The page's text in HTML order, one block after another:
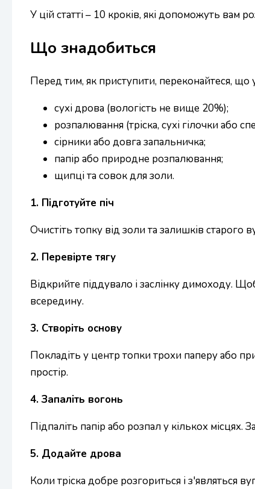
У цій статті – 10 кроків, які допоможуть вам
Що знадобиться
Перед тим, як приступити, переконайтеся, що
сухі дрова (вологість не вище 20%);
розпалювання (тріска, сухі гілочки або
сірники або довга запальничка;
папір або природне розпалювання;
щипці та совок для золи.
1. Підготуйте піч
Очистіть топку від золи та залишків старого
2. Перевірте тягу
Відкрийте піддувало і заслінку димоходу.
всередину.
3. Створіть основу
Покладіть у центр топки трохи паперу або
простір.
4. Запаліть вогонь
Підпаліть папір або розпал у кількох
5. Додайте дрова
Коли тріска добре розгориться і з'являться